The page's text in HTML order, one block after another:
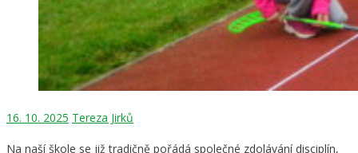
16. 10. 2025 Tereza Jirků
Na naší škole se již tradičně pořádá společné zdolávání disciplín,